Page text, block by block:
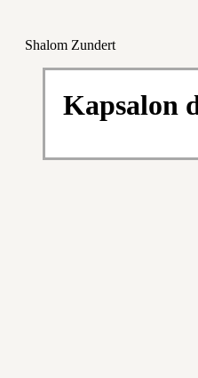
Shalom Zundert
Kapsalon